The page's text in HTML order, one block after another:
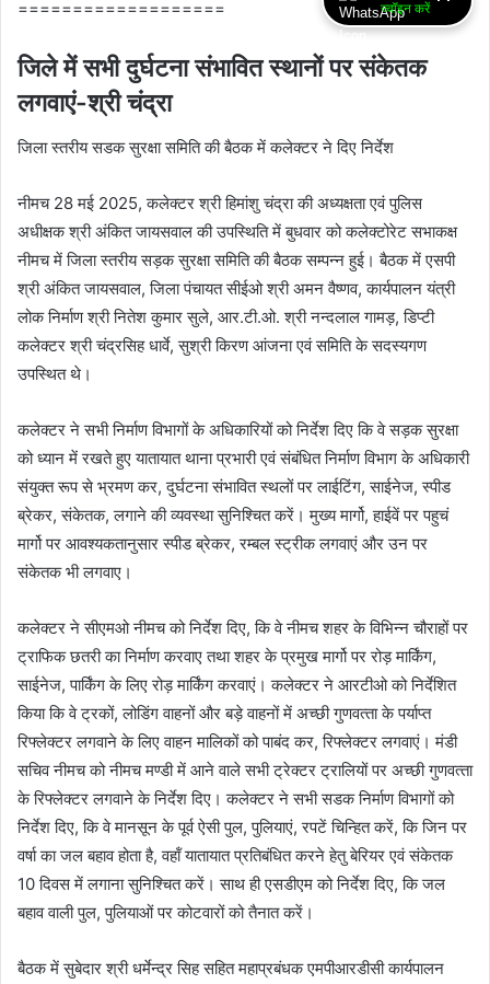
===================
जिले में सभी दुर्घटना संभावित स्थानों पर संकेतक
लगवाएं-श्री चंद्रा
जिला स्तरीय सडक सुरक्षा समिति की बैठक में कलेक्‍टर ने दिए निर्देश
नीमच 28 मई 2025, कलेक्टर श्री हिमांशु चंद्रा की अध्यक्षता एवं पुलिस
अधीक्षक श्री अंकित जायसवाल की उपस्थिति में बुधवार को कलेक्टोरेट सभाकक्ष
नीमच में जिला स्तरीय सड़क सुरक्षा समिति की बैठक सम्पन्न हुई। बैठक में एसपी
श्री अंकित जायसवाल, जिला पंचायत सीईओ श्री अमन वैष्‍णव, कार्यपालन यंत्री
लोक निर्माण श्री नितेश कुमार सुले, आर.टी.ओ. श्री नन्दलाल गामड़, डिप्टी
कलेक्टर श्री चंद्रसिह धार्वे, सुश्री किरण आंजना एवं समिति के सदस्यगण
उपस्थित थे।
कलेक्टर ने सभी निर्माण विभागों के अधिकारियों को निर्देश दिए कि वे सड़क सुरक्षा
को ध्यान में रखते हुए यातायात थाना प्रभारी एवं संबंधित निर्माण विभाग के अधिकारी
संयुक्त रूप से भ्रमण कर, दुर्घटना संभावित स्थलों पर लाईटिंग, साईनेज, स्पीड
ब्रेकर, संकेतक, लगाने की व्यवस्था सुनिश्चित करें। मुख्य मार्गो, हाईवें पर पहुचं
मार्गो पर आवश्यकतानुसार स्पीड ब्रेकर, रम्‍बल स्‍ट्रीक लगवाएं और उन पर
संकेतक भी लगवाए।
कलेक्टर ने सीएमओ नीमच को निर्देश दिए, कि वे नीमच शहर के विभिन्न चौराहों पर
ट्राफिक छतरी का निर्माण करवाए तथा शहर के प्रमुख मार्गो पर रोड़ मार्किंग,
साईनेज, पार्किंग के लिए रोड़ मार्किंग करवाएं। कलेक्‍टर ने आरटीओ को निर्देशित
किया कि वे ट्रकों, लोडिंग वाहनों और बड़े वाहनों में अच्‍छी गुणवत्‍ता के पर्याप्‍त
रिफ्लेक्‍टर लगवाने के लिए वाहन मालिकों को पाबंद कर, रिफ्लेक्‍टर लगवाएं। मंडी
सचिव नीमच को नीमच मण्‍डी में आने वाले सभी ट्रेक्‍टर ट्रालियों पर अच्‍छी गुणवत्‍ता
के रिफ्लेक्‍टर लगवाने के निर्देश दिए। कलेक्‍टर ने सभी सडक निर्माण विभागों को
निर्देश दिए, कि वे मानसून के पूर्व ऐसी पुल, पुलियाएं, रपटें चिन्हित करें, कि जिन पर
वर्षा का जल बहाव होता है, वहॉं यातायात प्रतिबंधित करने हेतु बेरियर एवं संकेतक
10 दिवस में लगाना सुनिश्चित करें। साथ ही एसडीएम को निर्देश दिए, कि जल
बहाव वाली पुल, पुलियाओं पर कोटवारों को तैनात करें।
बैठक में सुबेदार श्री धर्मेन्द्र सिह सहित महाप्रबंधक एमपीआरडीसी कार्यपालन
ज्वॉइन करें